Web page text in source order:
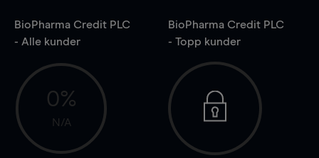
BioPharma Credit PLC
- Alle kunder
0%
N/A
BioPharma Credit PLC
- Topp kunder